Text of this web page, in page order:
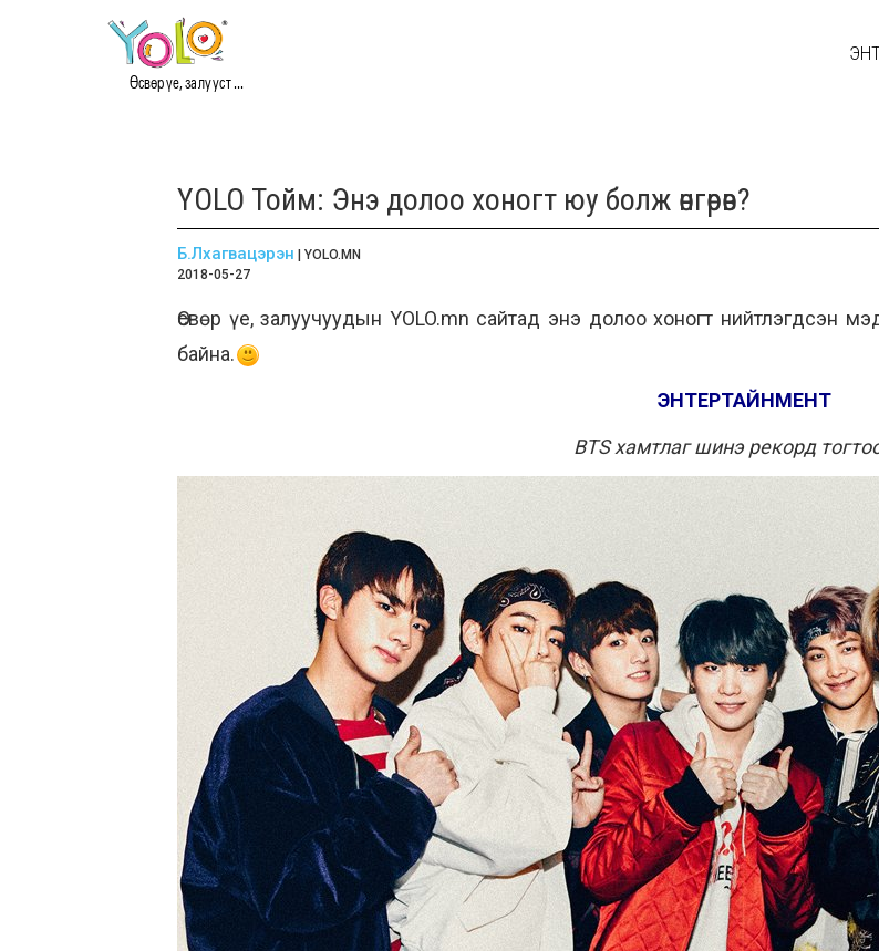
Өсвөр үе, залууст ...
YOLO Тойм: Энэ долоо хоногт юу болж өнгөрөв?
Б.Лхагвацэрэн | YOLO.MN
2018-05-27
Өсвөр үе, залуучуудын YOLO.mn сайтад энэ долоо хоногт нийтлэгдсэн
байна.
ЭНТЕРТАЙНМЕНТ
BTS хамтлаг шинэ рекорд